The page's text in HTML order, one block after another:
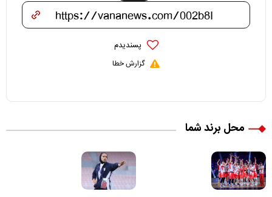
پسندیدم
گزارش خطا
محل برند شما